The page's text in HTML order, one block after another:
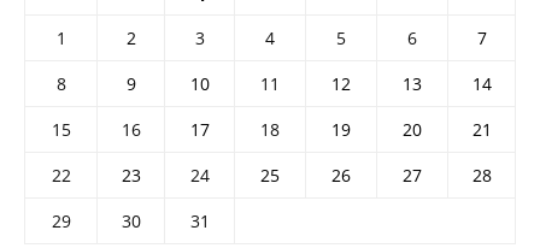
1 2 3 4 5 6
7
8
9 10 11 12 13
14
15
16 17 18 19 20
21
22
23 24 25 26 27
28
29
30
31